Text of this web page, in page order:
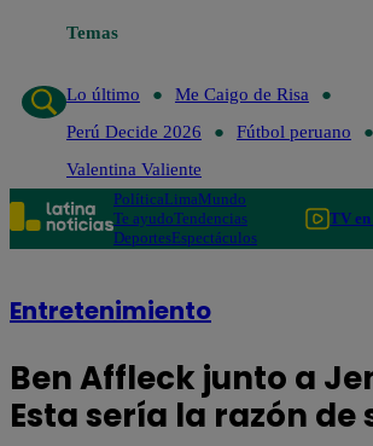
Temas
Lo último
Me Caigo de Risa
Perú Decide 2026
Fútbol peruano
Valentina Valiente
PolíticaLimaMundo
Te ayudoTendencias
DeportesEspectáculos
TV
Entretenimiento
Ben Affleck junto a
Esta sería la razón